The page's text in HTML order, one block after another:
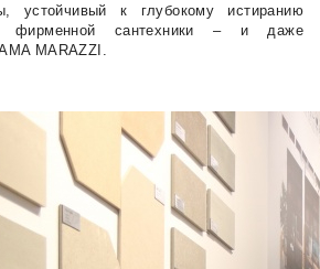
фирменной сантехники – и даже
MARAZZI.